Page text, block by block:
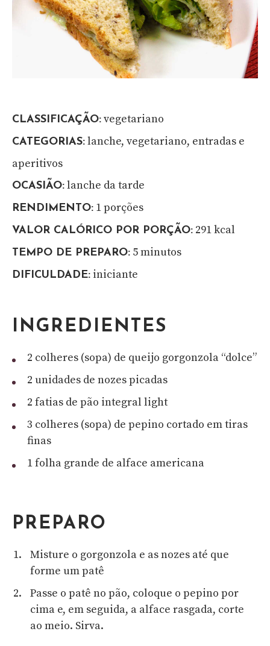
CLASSIFICAÇÃO: vegetariano
CATEGORIAS: lanche, vegetariano, entradas e
aperitivos
OCASIÃO: lanche da tarde
RENDIMENTO: 1 porções
VALOR CALÓRICO POR PORÇÃO: 291 kcal
TEMPO DE PREPARO: 5 minutos
DIFICULDADE: iniciante
INGREDIENTES
2 colheres (sopa) de queijo gorgonzola “dolce”
2 unidades de nozes picadas
2 fatias de pão integral light
3 colheres (sopa) de pepino cortado em tiras
finas
1 folha grande de alface americana
PREPARO
Misture o gorgonzola e as nozes até que
forme um patê
Passe o patê no pão, coloque o pepino por
cima e, em seguida, a alface rasgada, corte
ao meio. Sirva.